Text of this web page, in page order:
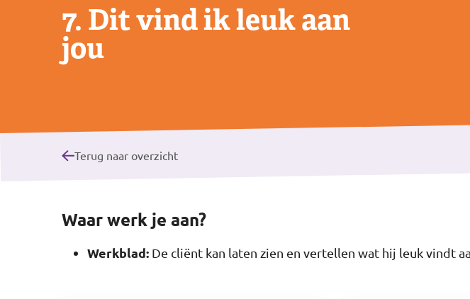
7. Dit vind ik leuk aan
jou
Terug naar overzicht
Waar werk je aan?
Werkblad: De cliënt kan laten zien en vertellen wat hij leuk vindt